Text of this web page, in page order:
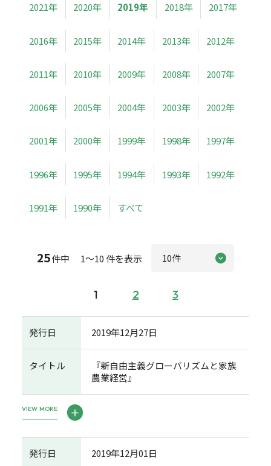
2021年 2020年 2019年 2018年 2017年
2016年 2015年 2014年 2013年 2012年
2011年 2010年 2009年 2008年 2007年
2006年 2005年 2004年 2003年 2002年
2001年 2000年 1999年 1998年 1997年
1996年 1995年 1994年 1993年 1992年
1991年 1990年 すべて
25件中 1～10 件を表示
1 2 3
発行日 2019年12月27日
タイトル
『新自由主義グローバリズムと家族
農業経営』
VIEW MORE
発行日 2019年12月01日